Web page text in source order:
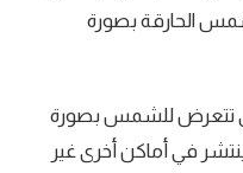
الحارقة بصورة
تتعرض للشمس بصورة
في أماكن أخرى غير